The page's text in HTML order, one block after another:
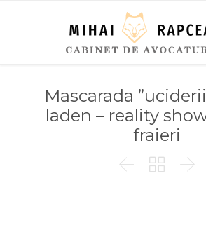
Mascarada
laden – reality
fraieri
  